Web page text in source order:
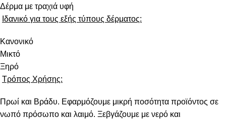
Δέρμα με τραχιά υφή
Ιδανικό για τους εξής τύπους δέρματος:
Κανονικό
Μικτό
Ξηρό
Τρόπος Χρήσης:
Πρωί και Βράδυ. Εφαρμόζουμε μικρή ποσότητα προϊόντος σε
νωπό πρόσωπο και λαιμό. Ξεβγάζουμε με νερό και